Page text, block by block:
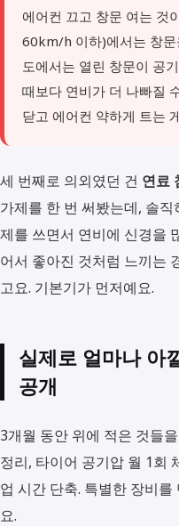
에어컨 끄고 창문 여는 것
60km/h 이하)에서는 창문
도에서는 열린 창문이 공
때보다 연비가 더 나빠질
닫고 에어컨 약하게 트는
세 번째로 의외였던 건 연료
가제를 한 번 써봤는데, 솔
제를 쓰면서 연비에 신경을
어서 좋아진 것처럼 느끼는
고요. 기본기가 먼저예요.
실제로 얼마나 아
공개
3개월 동안 위에 적은 것들
정리, 타이어 공기압 월 1회
업 시간 단축. 특별한 장비
요.